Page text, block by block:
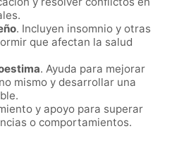
. Incluyen insomnio y otras
que afectan la salud
. Ayuda para mejorar
mismo y desarrollar una
y apoyo para superar
o comportamientos.